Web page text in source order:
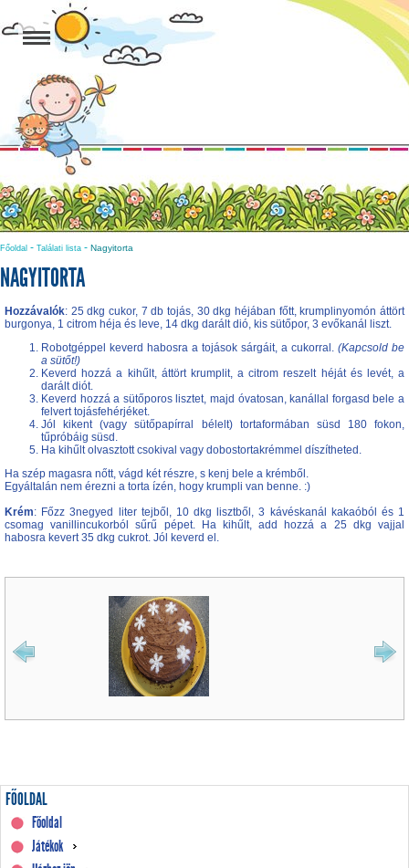
Főoldal - Találati lista - Nagyitorta
NAGYITORTA
Hozzávalók: 25 dkg cukor, 7 db tojás, 30 dkg héjában főtt, krumplinyomón áttört
burgonya, 1 citrom héja és leve, 14 dkg darált dió, kis sütőpor, 3 evőkanál liszt.
Robotgéppel keverd habosra a tojások sárgáit, a cukorral. (Kapcsold be
a sütőt!)
Keverd hozzá a kihűlt, áttört krumplit, a citrom reszelt héját és levét, a
darált diót.
Keverd hozzá a sütőporos lisztet, majd óvatosan, kanállal forgasd bele a
felvert tojásfehérjéket.
Jól kikent (vagy sütőpapírral bélelt) tortaformában süsd 180 fokon,
tűpróbáig süsd.
Ha kihűlt olvasztott csokival vagy dobostortakrémmel díszítheted.
Ha szép magasra nőtt, vágd két részre, s kenj bele a krémből.
Egyáltalán nem érezni a torta ízén, hogy krumpli van benne. :)
Krém: Főzz 3negyed liter tejből, 10 dkg lisztből, 3 kávéskanál kakaóból és 1
csomag vanillincukorból sűrű pépet. Ha kihűlt, add hozzá a 25 dkg vajjal
habosra kevert 35 dkg cukrot. Jól keverd el.
FŐOLDAL
Főoldal
Játékok